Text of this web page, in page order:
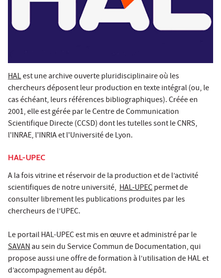
HALest une archive ouverte pluridisciplinaire où les
chercheurs déposent leur production en texte intégral (ou, le
cas échéant, leurs références bibliographiques). Créée en
2001, elle est gérée par le Centre de Communication
Scientifique Directe (CCSD) dont les tutelles sont le CNRS,
l'INRAE, l'INRIA et l'Université de Lyon.
HAL-UPEC
A la fois vitrine et réservoir de la production et de l’activité
scientifiques de notre université, HAL-UPECpermet de
consulter librement les publications produites par les
chercheurs de l’UPEC.
Le portail HAL-UPEC est mis en œuvre et administré par le
SAVANau sein du Service Commun de Documentation, qui
propose aussi une offre de formation à l’utilisation de HAL et
d’accompagnement au dépôt.